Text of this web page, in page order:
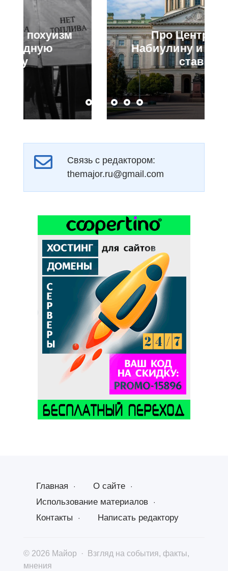
Про Центробанк,
Набиулину и ключевую
ставку
Связь с редактором:
themajor.ru@gmail.com
Главная
О сайте
Использование материалов
Контакты
Написать редактору
© 2026 Майор ·
Взгляд на события, факты,
мнения